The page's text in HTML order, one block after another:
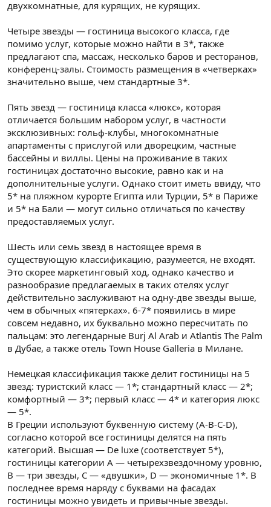
двухкомнатные, для курящих, не курящих.
Четыре звезды — гостиница высокого класса, где
помимо услуг, которые можно найти в 3*, также
предлагают спа, массаж, несколько баров и ресторанов,
конференц-залы. Стоимость размещения в «четверках»
значительно выше, чем стандартные 3*.
Пять звезд — гостиница класса «люкс», которая
отличается большим набором услуг, в частности
эксклюзивных: гольф-клубы, многокомнатные
апартаменты с прислугой или дворецким, частные
бассейны и виллы. Цены на проживание в таких
гостиницах достаточно высокие, равно как и на
дополнительные услуги. Однако стоит иметь ввиду, что
5* на пляжном курорте Египта или Турции, 5* в Париже
и 5* на Бали — могут сильно отличаться по качеству
предоставляемых услуг.
Шесть или семь звезд в настоящее время в
существующую классификацию, разумеется, не входят.
Это скорее маркетинговый ход, однако качество и
разнообразие предлагаемых в таких отелях услуг
действительно заслуживают на одну-две звезды выше,
чем в обычных «пятерках». 6-7* появились в мире
совсем недавно, их буквально можно пересчитать по
пальцам: это легендарные Burj Al Arab и Atlantis The Palm
в Дубае, а также отель Town House Galleria в Милане.
Немецкая классификация также делит гостиницы на 5
звезд: туристский класс — 1*; стандартный класс — 2*;
комфортный — 3*; первый класс — 4* и категория люкс
— 5*.
В Греции используют буквенную систему (A-B-C-D),
согласно которой все гостиницы делятся на пять
категорий. Высшая — De luxe (соответствует 5*),
гостиницы категории А — четырехзвездочному уровню,
В — три звезды, С — «двушки», D — экономичные 1*. В
последнее время наряду с буквами на фасадах
гостиницы можно увидеть и привычные звезды.